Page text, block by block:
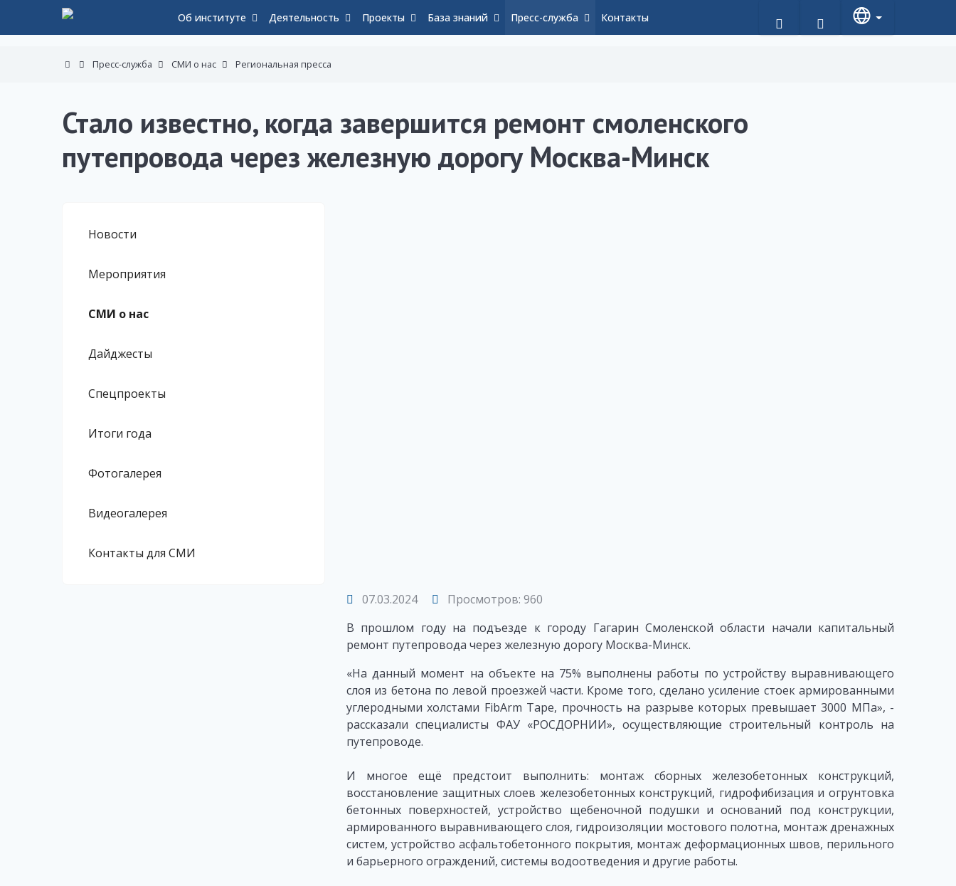
Об институте Деятельность Проекты База знаний Пресс-служба Контакты
Пресс-служба СМИ о нас Региональная пресса
Стало известно, когда завершится ремонт смоленского
путепровода через железную дорогу Москва-Минск
Новости
Мероприятия
СМИ о нас
Дайджесты
Спецпроекты
Итоги года
Фотогалерея
Видеогалерея
Контакты для СМИ
07.03.2024
Просмотров: 960
В прошлом году на подъезде к городу Гагарин Смоленской области начали капитальный
ремонт путепровода через железную дорогу Москва-Минск.
«На данный момент на объекте на 75% выполнены работы по устройству выравнивающего
слоя из бетона по левой проезжей части. Кроме того, сделано усиление стоек армированными
углеродными холстами FibArm Tape, прочность на разрыве которых превышает 3000 МПа», -
рассказали специалисты ФАУ «РОСДОРНИИ», осуществляющие строительный контроль на
путепроводе.
И многое ещё предстоит выполнить: монтаж сборных железобетонных конструкций,
восстановление защитных слоев железобетонных конструкций, гидрофибизация и огрунтовка
бетонных поверхностей, устройство щебеночной подушки и оснований под конструкции,
армированного выравнивающего слоя, гидроизоляции мостового полотна, монтаж дренажных
систем, устройство асфальтобетонного покрытия, монтаж деформационных швов, перильного
и барьерного ограждений, системы водоотведения и другие работы.